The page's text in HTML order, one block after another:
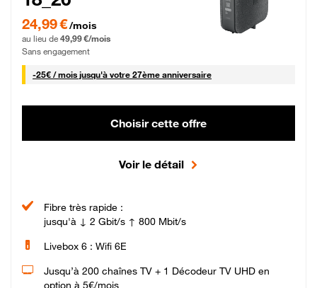
24,99 € par mois pendant 0 mois puis 49,99 € par mois, Sans engagement
24,99 €/mois
au lieu de 49,99 €/mois
Sans engagement
-25€ / mois25 € par mois
jusqu'à votre 27ème anniversaire
Choisir cette offre
Voir le détail
Fibre très rapide :
jusqu'à ↓ 2 Gbit/s ↑ 800 Mbit/s
Livebox 6 : Wifi 6E
Jusqu’à 200 chaînes TV + 1 Décodeur TV UHD en
option à 5€/mois